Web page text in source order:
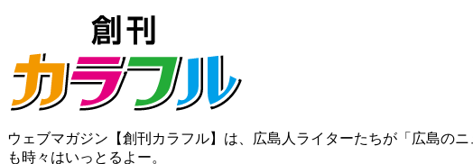
ウェブマガジン【創刊カラフル】は、広島人ライターたちが「広島の
も時々はいっとるよー。